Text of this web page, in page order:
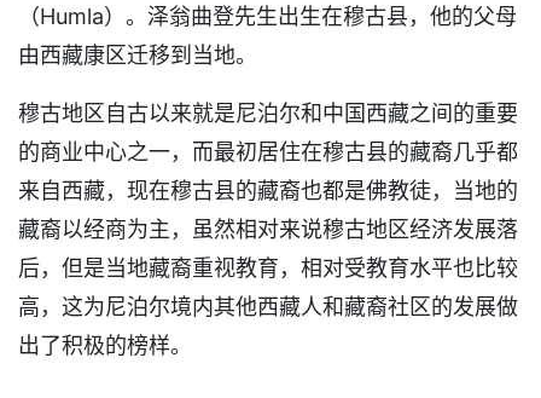
（Humla）。泽翁曲登先生出生在穆古县，他的父母
由西藏康区迁移到当地。
穆古地区自古以来就是尼泊尔和中国西藏之间的重要
的商业中心之一，而最初居住在穆古县的藏裔几乎都
来自西藏，现在穆古县的藏裔也都是佛教徒，当地的
藏裔以经商为主，虽然相对来说穆古地区经济发展落
后，但是当地藏裔重视教育，相对受教育水平也比较
高，这为尼泊尔境内其他西藏人和藏裔社区的发展做
出了积极的榜样。